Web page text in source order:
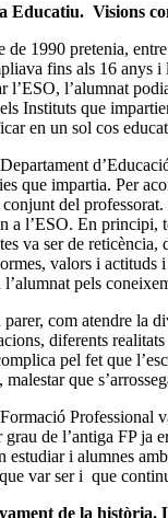
Educatiu. Visions
de 1990 pretenia,
fins als 16 anys
l’ESO, l’alumnat
Instituts que
en un sol cos
que impartia. Per
del
a l’ESO. En
va ser de
valors i actituds
l’alumnat pels
com atendre la
diferents
pel fet que
que
Professional
de l’antiga FP ja
i alumnes
var ser i que
de la